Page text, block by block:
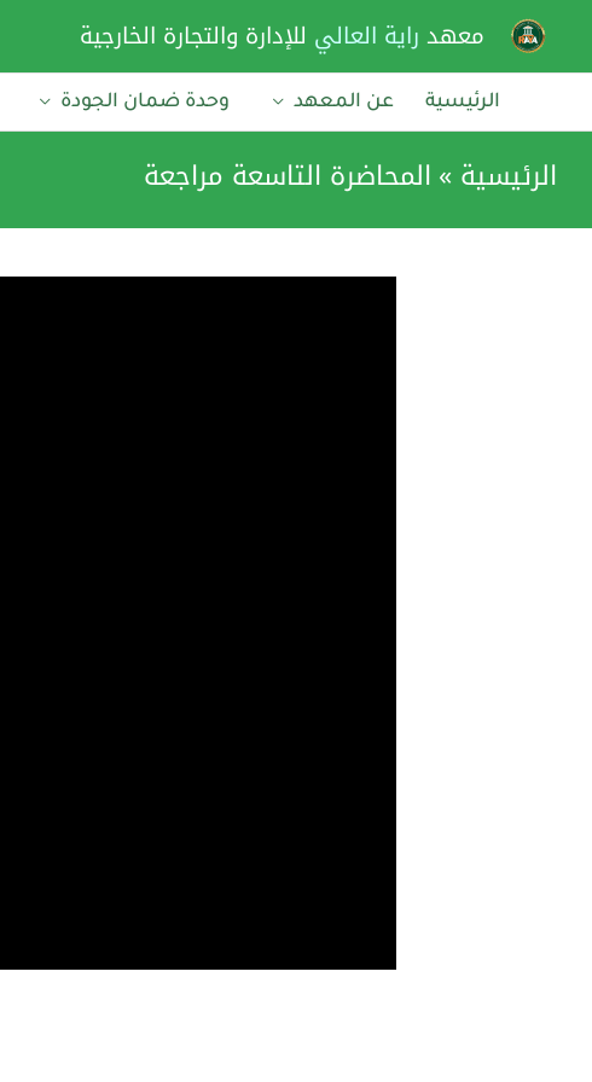
المحتوى
معهد راية العالي للإدارة والتجارة الخارجية
الرئيسية عن المعهد وحدة ضمان الجودة
الرئيسية المحاضرة التاسعة مراجعة